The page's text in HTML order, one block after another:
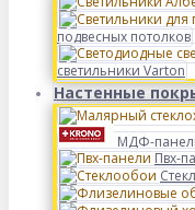
подвесных потолков
светильники Varton
Настенные
МДФ-
Пвх-